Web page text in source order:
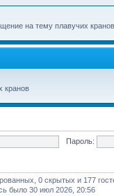
на тему плавучих кранов
кранов
Пароль:
0 скрытых и 177
было 30 июл 2026, 20:56